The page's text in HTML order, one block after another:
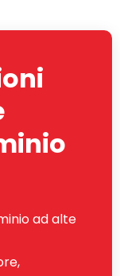
ad alte